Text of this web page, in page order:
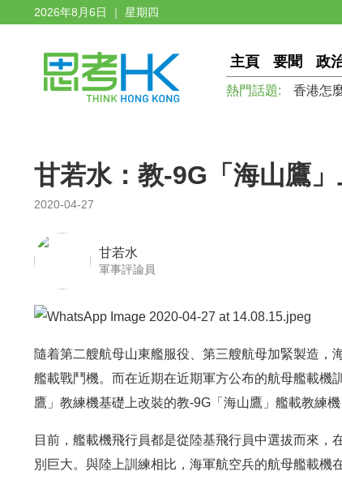
2026年8月6日 ｜ 星期四
主頁 要聞 政
熱門話題: 香港怎
甘若水：教-9G「海山鷹
2020-04-27
甘若水
軍事評論員
隨着第二艘航母山東艦服役、第三艘航母加緊製造，
艦載戰鬥機。而在近期在近期軍方公布的航母艦載機
鷹」教練機基礎上改裝的教-9G「海山鷹」艦載教練
目前，艦載機飛行員都是從陸基飛行員中選拔而來
別巨大。與陸上訓練相比，海軍航空兵的航母艦載機